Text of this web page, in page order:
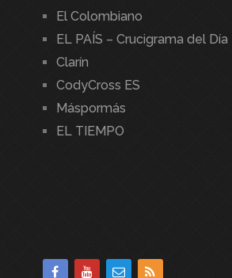
El Colombiano
EL PAÍS – Crucigrama del Día
Clarín
CodyCross ES
Máspormás
EL TIEMPO